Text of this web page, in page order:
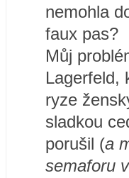
nemohla
faux pas?
Můj
Lagerfeld,
ryze
sladkou
porušil (a
semaforu